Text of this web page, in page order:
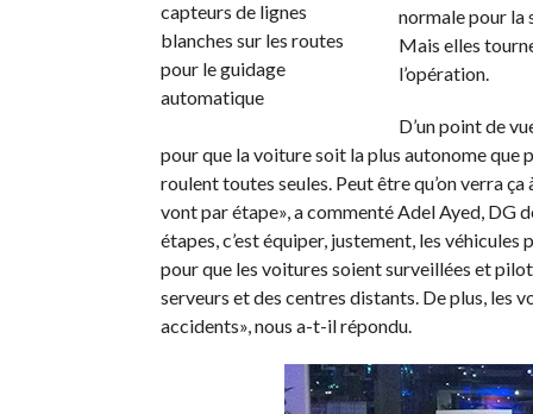
normale pour la
Mais elles
l’opération.
D’un point de
pour que la voiture soit la plus autonome que
roulent toutes seules. Peut être qu’on verra
vont par étape», a commenté Adel Ayed, DG
étapes, c’est équiper, justement, les
pour que les voitures soient surveillées et
serveurs et des centres distants. De plus, les
accidents», nous a-t-il répondu.